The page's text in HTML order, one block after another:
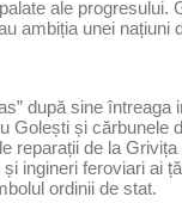
ale
ambiția unei națiuni
după sine
Golești și cărbunele
reparații de la
ingineri feroviari ai
ordinii de stat.